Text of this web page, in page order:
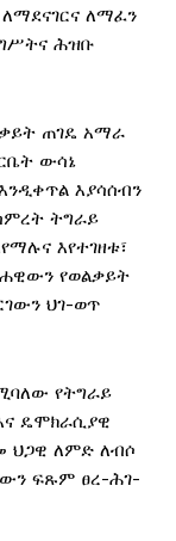
ለማፈን
ሕዝቡ
ጠገዴ አማራ
ውሳኔ
እያሳሰብን
ትግራይ
እየተገዘቱ፣
የወልቃይት
ህገ-ወጥ
የትግራይ
ዴሞክራሲያዊ
ህጋዊ ለምድ ለብሶ
ፍጹም ፀረ-ሕገ-